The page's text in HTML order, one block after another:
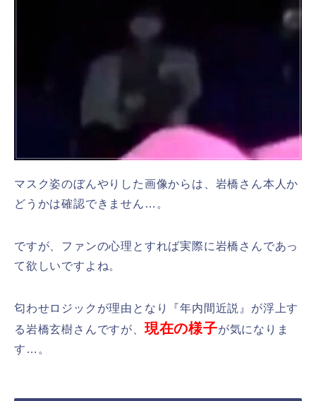
マスク姿のぼんやりした画像からは、岩橋さん本人か
どうかは確認できません…。
ですが、ファンの心理とすれば実際に岩橋さんであっ
て欲しいですよね。
匂わせロジックが理由となり『年内間近説』が浮上す
る岩橋玄樹さんですが、 現在の様子が気になりま
す…。